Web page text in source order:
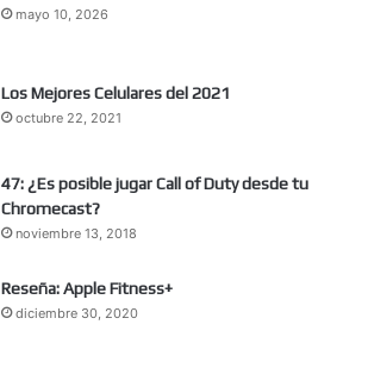
mayo 10, 2026
Los Mejores Celulares del 2021
octubre 22, 2021
47: ¿Es posible jugar Call of Duty desde tu
Chromecast?
noviembre 13, 2018
Reseña: Apple Fitness+
diciembre 30, 2020